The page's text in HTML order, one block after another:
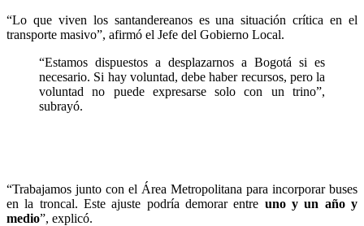
“Lo que viven los santandereanos es una situación crítica en el
transporte masivo”, afirmó el Jefe del Gobierno Local.
“Estamos dispuestos a desplazarnos a Bogotá si es
necesario. Si hay voluntad, debe haber recursos, pero la
voluntad no puede expresarse solo con un trino”,
subrayó.
“Trabajamos junto con el Área Metropolitana para incorporar buses
en la troncal. Este ajuste podría demorar entre uno y un año y
medio”, explicó.